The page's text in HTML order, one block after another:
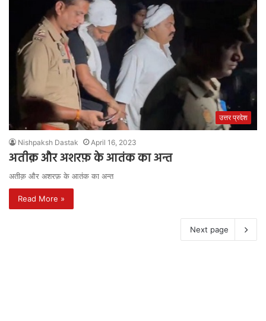
उत्तर प्रदेश
Nishpaksh Dastak April 16, 2023
अतीक़ और अशरफ़ के आतंक का अन्त
अतीक़ और अशरफ़ के आतंक का अन्त
Read More »
Next page